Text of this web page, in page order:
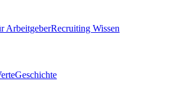
ArbeitgeberRecruiting Wissen
Geschichte